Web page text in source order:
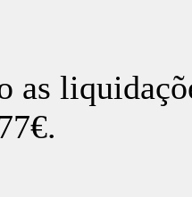
as